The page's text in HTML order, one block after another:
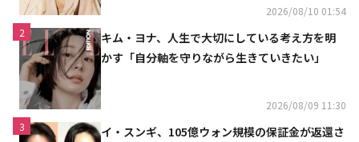
2026/08/10 01:54
2
キム・ヨナ、人生で大切にしている考え方を明
かす「自分軸を守りながら生きていきたい」
2026/08/09 11:30
3
イ・スンギ、105億ウォン規模の保証金が返還さ